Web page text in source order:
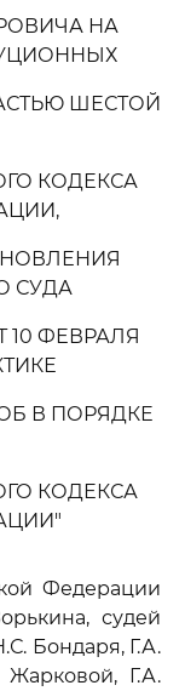
НА
ШЕСТОЙ
КОДЕКСА
СУДА
ФЕВРАЛЯ
В ПОРЯДКЕ
КОДЕКСА
Федерации
судей
Бондаря, Г.А.
Г.А.